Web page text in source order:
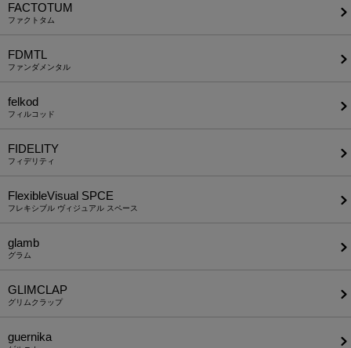
FACTOTUM
ファクトタム
FDMTL
ファンダメンタル
felkod
フィルコッド
FIDELITY
フィデリティ
FlexibleVisual SPCE
フレキシブル ヴィジュアル スペース
glamb
グラム
GLIMCLAP
グリムクラップ
guernika